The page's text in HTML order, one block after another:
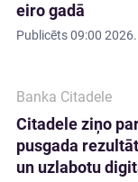
eiro gadā
Publicēts09:00
Banka Citadele
Citadele ziņo
pusgada
un uzlabotu